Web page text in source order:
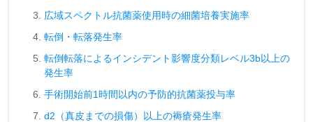
広域スペクトル抗菌薬使用時の細菌培養実施率
転倒・転落発生率
転倒転落によるインシデント影響度分類レベル3b以上の
発生率
手術開始前1時間以内の予防的抗菌薬投与率
d2（真皮までの損傷）以上の褥瘡発生率